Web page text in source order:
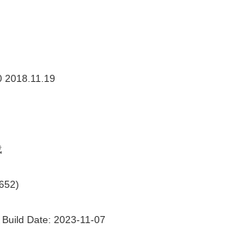
2018.11.19
Date: 2023-11-07